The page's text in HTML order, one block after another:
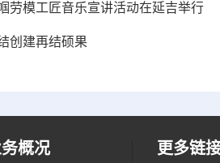
劳模工匠音乐宣讲活动在延吉举行
创建再结硕果
概况 更多链